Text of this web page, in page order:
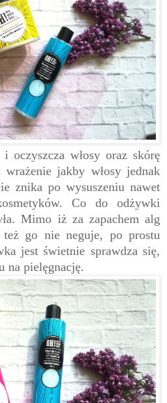
oczyszcza włosy oraz skórę
wrażenie jakby włosy jednak
znika po wysuszeniu nawet
Co do odżywki
Mimo iż za zapachem alg
go nie neguje, po prostu
jest świetnie sprawdza się,
na pielęgnację.